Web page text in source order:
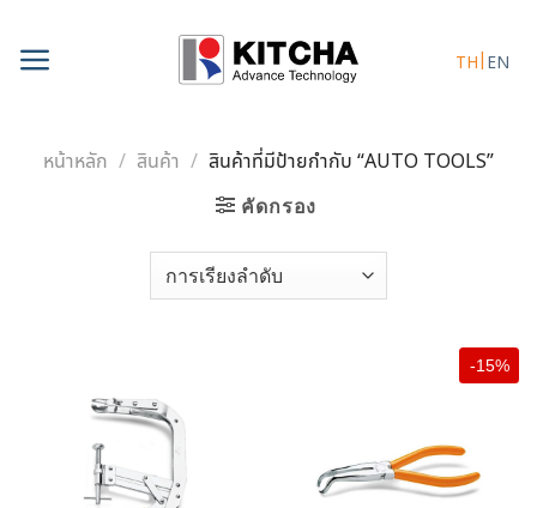
content
TH EN
หน้าหลัก / สินค้า / สินค้าที่มีป้ายกำกับ “AUTO TOOLS”
คัดกรอง
-15%